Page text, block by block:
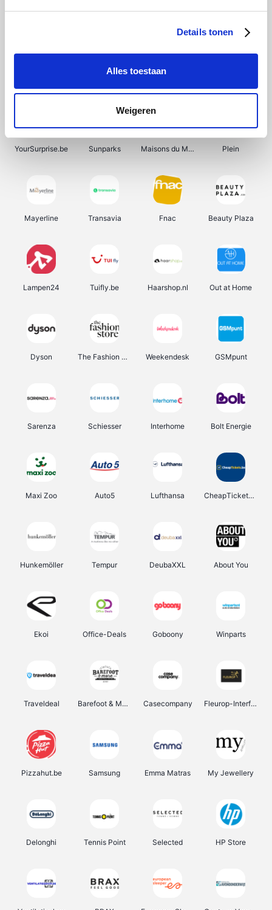
Details tonen
Alles toestaan
Weigeren
Shein Bergfreunde Pazzox Smartwatchbanden
YourSurprise.be Sunparks Maisons du Monde Plein
Mayerline Transavia Fnac Beauty Plaza
Lampen24 Tuifly.be Haarshop.nl Out at Home
Dyson The Fashion Store Weekendesk GSMpunt
Sarenza Schiesser Interhome Bolt Energie
Maxi Zoo Auto5 Lufthansa CheapTickets.be
Hunkemöller Tempur DeubaXXL About You
Ekoi Office-Deals Goboony Winparts
Traveldeal Barefoot & More Casecompany Fleurop-Interflora
Pizzahut.be Samsung Emma Matras My Jewellery
Delonghi Tennis Point Selected HP Store